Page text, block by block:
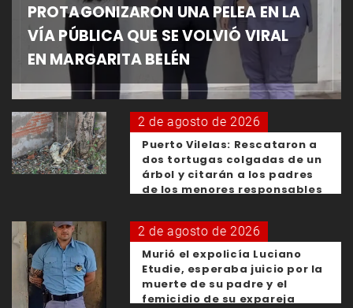
PROTAGONIZARON UNA PELEA EN LA
VÍA PÚBLICA QUE SE VOLVIÓ VIRAL
EN MARGARITA BELÉN
2 de agosto de 2026
Puerto Vilelas: Rescataron a
dos tortugas colgadas de un
árbol y citarán a los padres
de los menores responsables
2 de agosto de 2026
Murió el expolicía Luciano
Etudie, esperaba juicio por la
muerte de su padre y el
femicidio de su expareja